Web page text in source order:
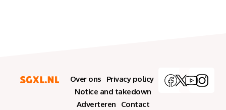
Over ons
Privacy policy
Notice and takedown
Adverteren
Contact